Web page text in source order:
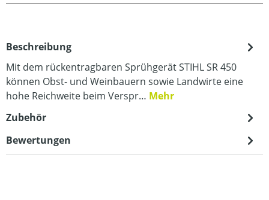
Beschreibung
Mit dem rückentragbaren Sprühgerät STIHL SR 450
können Obst- und Weinbauern sowie Landwirte eine
hohe Reichweite beim Verspr… Mehr
Zubehör
Bewertungen